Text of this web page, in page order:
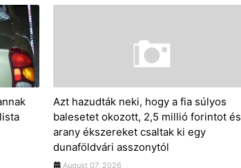
Azt hazudták neki, hogy a fia súlyos
balesetet okozott, 2,5 millió forintot és
arany ékszereket csaltak ki egy
dunaföldvári asszonytól
August 07, 2026